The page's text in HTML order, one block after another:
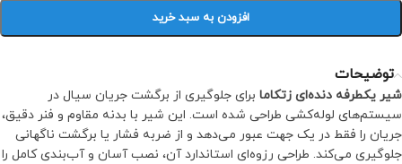
افزودن به سبد خرید
توضیحات
شیر یکطرفه دنده‌ای زتکاما برای جلوگیری از برگشت جریان سیال در
سیستم‌های لوله‌کشی طراحی شده است. این شیر با بدنه مقاوم و فنر دقیق،
جریان را فقط در یک جهت عبور می‌دهد و از ضربه فشار یا برگشت ناگهانی
جلوگیری می‌کند. طراحی رزوه‌ای استاندارد آن، نصب آسان و آب‌بندی کامل را